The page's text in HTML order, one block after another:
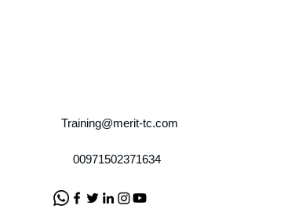
Training@merit-tc.com
00971502371634